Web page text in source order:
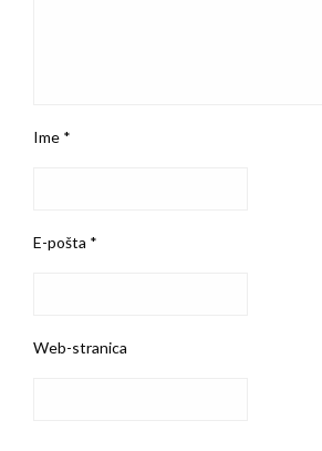
Ime *
E-pošta *
Web-stranica